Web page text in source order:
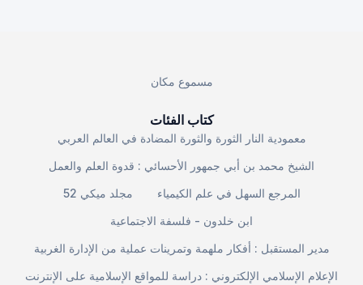
مسموع مكان
كتاب الفئات
معمودية النار الثورة والثورة المضادة في العالم العربي
الشيخ محمد بن أبي جمهور الأحسائي : قدوة العلم والعمل
مجلد ميكي 52
المرجع السهل في علم الكيمياء
ابن خلدون - فلسفة الاجتماعية
مدير المستقبل : أفكار ملهمة وتمرينات عملية من الإدارة الغربية
الإعلام الإسلامي الإلكتروني : دراسة للمواقع الإسلامية على الإنترنت